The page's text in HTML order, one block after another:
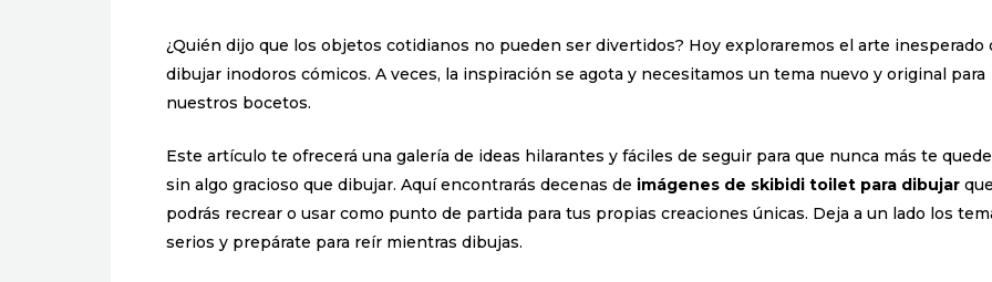
¿Quién dijo que los objetos cotidianos no pueden ser divertidos? Hoy exploraremos el arte inesperado
dibujar inodoros cómicos. A veces, la inspiración se agota y necesitamos un tema nuevo y original para
nuestros bocetos.
Este artículo te ofrecerá una galería de ideas hilarantes y fáciles de seguir para que nunca más te
sin algo gracioso que dibujar. Aquí encontrarás decenas de imágenes de skibidi toilet para dibujar
podrás recrear o usar como punto de partida para tus propias creaciones únicas. Deja a un lado los
serios y prepárate para reír mientras dibujas.